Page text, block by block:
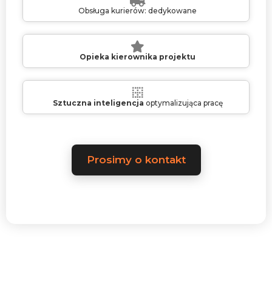
Obsługa kurierów: dedykowane
Opieka kierownika projektu
Sztuczna inteligencja optymalizująca pracę
Prosimy o kontakt